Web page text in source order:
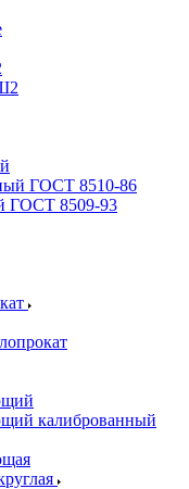
ГОСТ 8510-86
ГОСТ 8509-93
калиброванный